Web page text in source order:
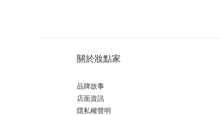
關於妝點家
品牌故事
店面資訊
隱私權聲明